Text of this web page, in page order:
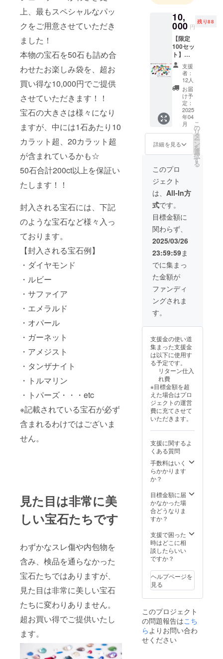
上、最もスペシャルなパッ
クをご用意させていただき
ました！
本物の宝石を50石も詰め合
わせたお楽しみ袋を、超お
買い得な10,000円でご提供
させていただきます！！
宝石の大きさは様々になり
ますが、中には1石あたり10
カラット超、20カラット超
が含まれているかも☆
50石合計200ct以上を保証い
たします！！
封入される宝石には、下記
のような宝石など様々入っ
ております。
【封入される宝石例】
・ダイヤモンド
・ルビー
・サファイア
・エメラルド
・オパール
・ガーネット
・アメジスト
・タンザナイト
・トルマリン
・トパーズ・・・etc
※記載されている宝石が必ず
含まれるわけではございま
せん。
見た目は非常に美
しい宝石たちです
わずかなスレ傷や内包物を
含み、検品を通らなかった
宝石たちではありますが、
見た目は非常に美しい宝石
たちに変わりありません。
超お買い得でご提供いたし
ます。
10,
000 円
残り88
【限定
100セッ
ト】
2025年
春の宝
石お楽
しみ
袋：
10,000
円 本物
の宝石
を50石
詰め合
わせた
スペ
シャル
パック
中身の
宝石は
届いて
からの
お楽し
みです♪
宝石の
種類、
大きさ
等、す
べてラ
ンダム
となり
ます。
同じ宝
石が複
数個入
ざいま
送料
代・税
込みの
価格と
なりま
商品写
真はサ
ンプル
になり
ます。
形・色
どリク
エスト
にはお
答えで
きませ
※50石ま
とめて
PVC袋
に詰め
て梱包
いたし
ます。
宝石名
いたし
ません
のでご
了承く
い。
支援
者：
12人
お届
け予
定：
2025
年04
月
詳細を見る
こ
の
リ
タ
ー
ン
を
選
択
す
る
このプロ
ジェクト
は、 All-In方
式です。
目標金額に
関わらず、
2025/03/26
23:59:59ま
でに集まっ
た金額が
ファンディ
ングされま
す。
支援金の使い道
集まった支援金
は以下に使用す
る予定です。
リターン仕入
れ費
※目標金額を超
えた場合はプロ
ジェクトの運営
費に充てさせて
いただきます。
支援に関するよ
くある質問
手数料はいく
らかかります
か？
目標金額に届
かなかった場
合どうなりま
すか？
支援で困った
時はどこに相
談したらいい
ですか？
ヘルプページを
見る
このプロジェクト
の問題報告はこち
らよりお問い合わ
せください